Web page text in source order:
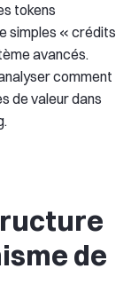
tokens
simples « crédits
avancés.
comment
de valeur dans
de